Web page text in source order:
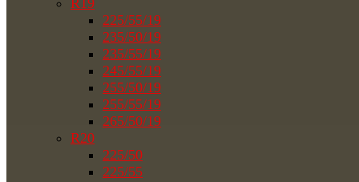
R19
225/55/19
235/50/19
235/55/19
245/55/19
255/50/19
255/55/19
265/50/19
R20
225/50
225/55